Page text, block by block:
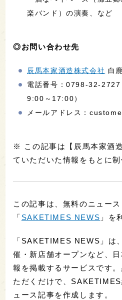
楽バンド）の演奏、など
◎お問い合わせ先
辰馬本家酒造株式会社 白
電話番号：0798-32-2727
9:00～17:00）
メールアドレス：
※ この記事は【辰馬本家酒
ていただいた情報をもとに制
この記事は、無料のニュー
「 SAKETIMES NEWS 」を
「SAKETIMES NEWS」は
催・新店舗オープンなど、
報を掲載するサービスです
ただくだけで、
ュース記事を作成します。